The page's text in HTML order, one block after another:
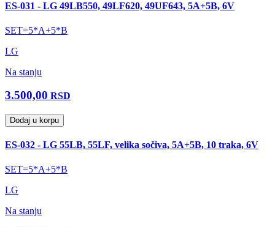
ES-031 - LG 49LB550, 49LF620, 49UF643, 5A+5B, 6V
SET=5*A+5*B
LG
Na stanju
3.500,00 RSD
Dodaj u korpu
ES-032 - LG 55LB, 55LF, velika sočiva, 5A+5B, 10 traka, 6V
SET=5*A+5*B
LG
Na stanju